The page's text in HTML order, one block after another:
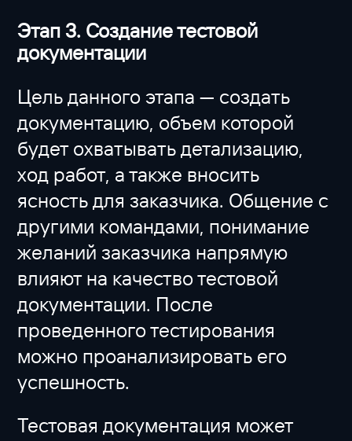
Этап 3. Создание тестовой
документации
Цель данного этапа — создать
документацию, объем которой
будет охватывать детализацию,
ход работ, а также вносить
ясность для заказчика. Общение с
другими командами, понимание
желаний заказчика напрямую
влияют на качество тестовой
документации. После
проведенного тестирования
можно проанализировать его
успешность.
Тестовая документация может